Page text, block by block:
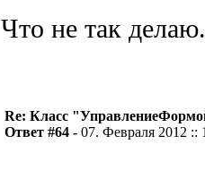
Что не так
Re: Класс
Ответ #64 - 07. Февраля 2012 ::